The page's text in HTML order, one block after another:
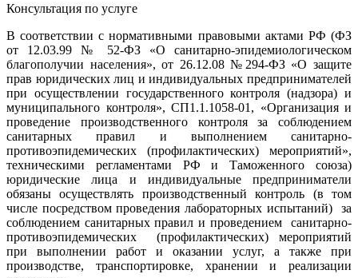
Консультация по услуге
В соответствии с нормативными правовыми актами РФ (ФЗ
от 12.03.99 № 52-ФЗ «О санитарно-эпидемиологическом
благополучии населения», от 26.12.08 №294-ФЗ «О защите
прав юридических лиц и индивидуальных предпринимателей
при осуществлении государственного контроля (надзора) и
муниципального контроля», СП1.1.1058-01, «Организация и
проведение производственного контроля за соблюдением
санитарных правил и выполнением санитарно-
противоэпидемических (профилактических) мероприятий»,
техническими регламентами РФ и Таможенного союза)
юридические лица и индивидуальные предприниматели
обязаны осуществлять производственный контроль (в том
числе посредством проведения лабораторных испытаний) за
соблюдением санитарных правил и проведением санитарно-
противоэпидемических (профилактических) мероприятий
при выполнении работ и оказании услуг, а также при
производстве, транспортировке, хранении и реализации